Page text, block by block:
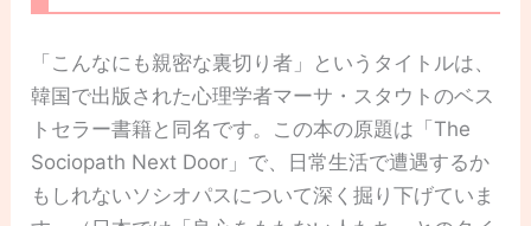
「こんなにも親密な裏切り者」というタイトルは、
韓国で出版された心理学者マーサ・スタウトのベス
トセラー書籍と同名です。この本の原題は「The
Sociopath Next Door」で、日常生活で遭遇するか
もしれないソシオパスについて深く掘り下げていま